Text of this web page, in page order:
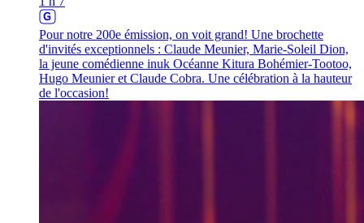
Pour notre 200e émission, on voit grand! Une brochette
d'invités exceptionnels : Claude Meunier, Marie-Soleil Dion,
la jeune comédienne inuk Océanne Kitura Bohémier-Tootoo,
Hugo Meunier et Claude Cobra. Une célébration à la hauteur
de l'occasion!